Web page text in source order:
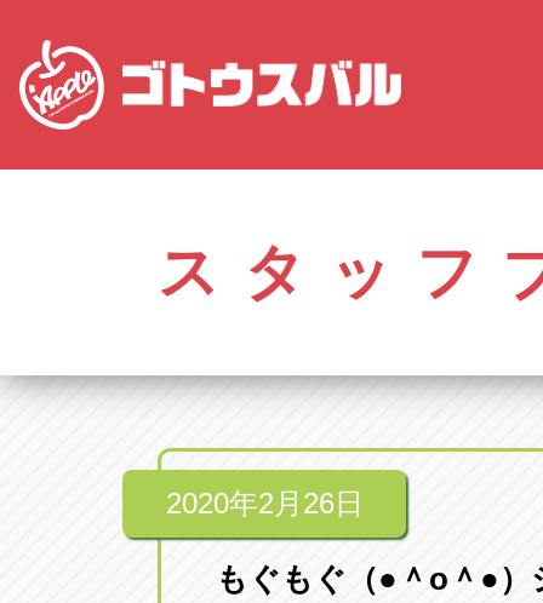
アップル
0561-84-
アップル
0586-28-
愛知県春日井市柏井町4-43-1
アップル春日井中央店
愛知県瀬戸市美濃池町29-1
アップル一宮22号店
愛知県一宮市朝日3-4-12
スタッフ
2020年2月26日
もぐもぐ（●＾o＾●）